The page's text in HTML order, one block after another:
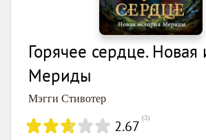
она начала посылать свои творения
однако до поступления в колледж
серьезные трудности с
Университете Mary Washington
историю, но в итоге науке
карьеру.
Кроме писательства Мэгги Стивотер
Горячее сердце. Новая
Мериды
Мэгги Стивотер
2.67 (3)